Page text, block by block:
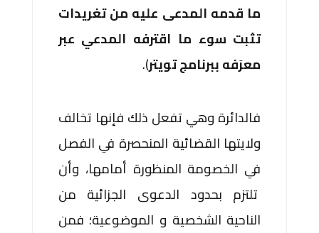
ما قدمه المدعى عليه من تغريدات
تثبت سوء ما اقترفه المدعي عبر
معرَفه ببرنامج تويتر).
فالدائرة وهي تفعل ذلك فإنها تخالف
ولايتها القضائية المنحصرة في الفصل
في الخصومة المنظورة أمامها، وأن
تلتزم بحدود الدعوى الجزائية من
الناحية الشخصية و الموضوعية؛ فمن